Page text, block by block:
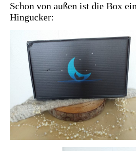
Schon von außen ist die Box
Hingucker: